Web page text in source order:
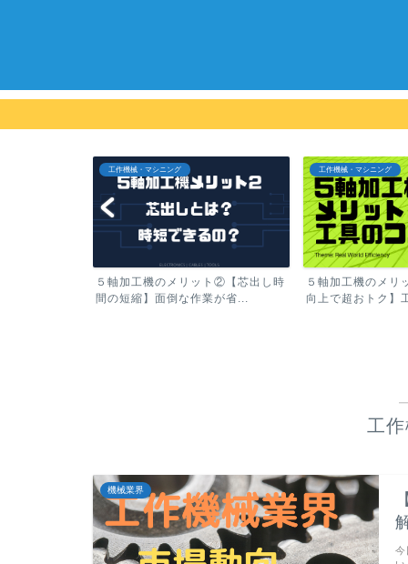
工作機械・マシニング
５軸加工機のメリット①【工具寿命
向上で超おトク】工具突き...
工作機械・マシニング
5軸加工機のメリ
当の意味で人手不
工
機械業界
今